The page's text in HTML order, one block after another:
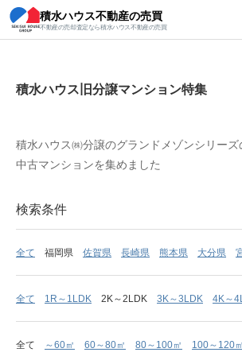
積水ハウス不動産の売買
不動産の売却査定なら積水ハウス不動産の売買
積水ハウス旧分譲マンショ
積水ハウス旧分譲マンション特集
積水ハウス㈱分譲のグランドメゾンシリーズ
中古マンションを集めました
検索条件
全て 福岡県 佐賀県 長崎県 熊本県 大分県
全て 1R～1LDK 2K～2LDK 3K～3LDK 4K～
全て ～60㎡ 60～80㎡ 80～100㎡ 100～120㎡